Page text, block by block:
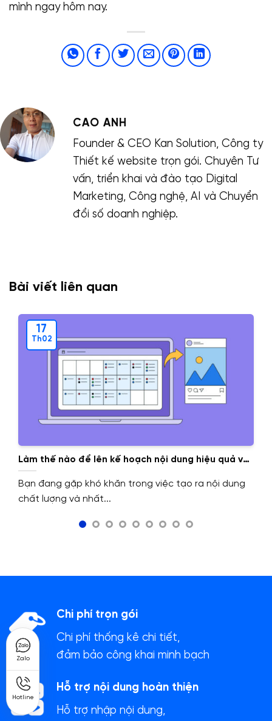
mình ngay hôm nay.
CAO ANH
Founder & CEO Kan Solution, Công ty
Thiết kế website trọn gói. Chuyên Tư
vấn, triển khai và đào tạo Digital
Marketing, Công nghệ, AI và Chuyển
đổi số doanh nghiệp.
Bài viết liên quan
Làm thế nào để lên kế hoạch nội dung hiệu quả với
Content Calendar?
Bạn đang gặp khó khăn trong việc tạo ra nội dung
chất lượng và nhất...
17
Th02
Zalo
Hotline
Chi phí trọn gói
Chi phí thống kê chi tiết,
đảm bảo công khai minh bạch
Hỗ trợ nội dung hoàn thiện
Hỗ trợ nhập nội dung,